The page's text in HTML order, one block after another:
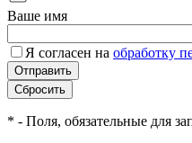
Ваше имя
Я согласен на обработку
* - Поля, обязательные для